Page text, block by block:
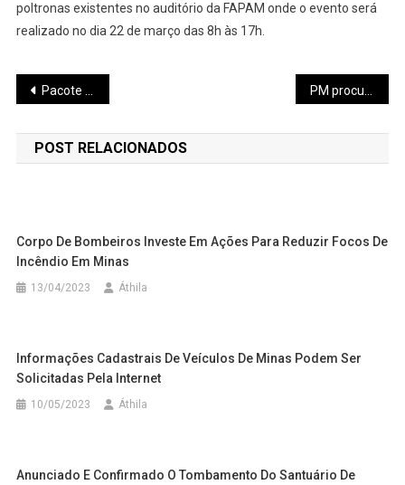
poltronas existentes no auditório da FAPAM onde o evento será
realizado no dia 22 de março das 8h às 17h.
Navegação
de
Post
Pacote de ações que inclui extensão da rede elétrica vai beneficiar comerciantes da Feira da Agricultura Familiar
POST RELACIONADOS
Corpo De Bombeiros Investe Em Ações Para Reduzir Focos De
Incêndio Em Minas
13/04/2023 Áthila
Informações Cadastrais De Veículos De Minas Podem Ser
Solicitadas Pela Internet
10/05/2023 Áthila
Anunciado E Confirmado O Tombamento Do Santuário De